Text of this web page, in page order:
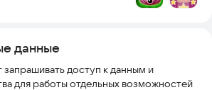
данные
доступ к данным и
для работы отдельных возможностей